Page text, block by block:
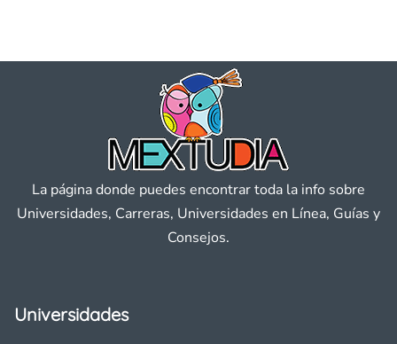
La página donde puedes encontrar toda la info sobre
Universidades, Carreras, Universidades en Línea, Guías y
Consejos.
Universidades